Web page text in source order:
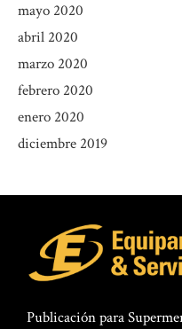
mayo 2020
abril 2020
marzo 2020
febrero 2020
enero 2020
diciembre 2019
Publicación para